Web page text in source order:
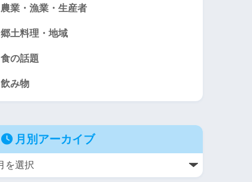
農業・漁業・生産者
郷土料理・地域
食の話題
飲み物
月別アーカイブ